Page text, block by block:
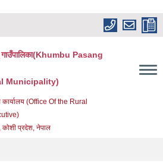
गाउँपालिका(Khumbu Pasang
Municipality)
कार्यालय (Office Of the Rural
कोशी प्रदेश, नेपाल